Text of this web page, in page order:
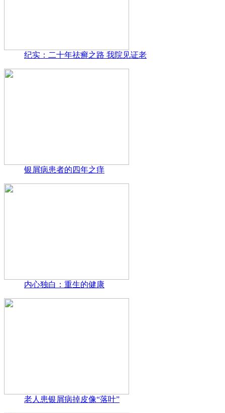
纪实：二十年祛癣之路 我院见证老
银屑病患者的四年之痒
内心独白：重生的健康
老人患银屑病掉皮像“落叶”